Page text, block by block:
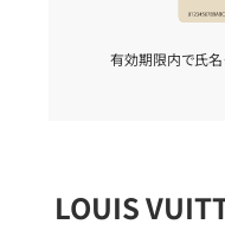
有効期限内で氏名
LOUIS